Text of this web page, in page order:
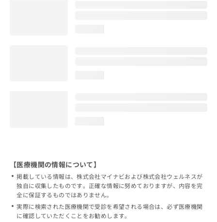
【医療機関の情報について】
掲載している情報は、株式会社マイナビおよび株式会社ウェルネスが
独自に収集したものです。正確な情報に努めておりますが、内容を完
全に保証するものではありません。
実際に検索された医療機関で受診を希望される場合は、必ず医療機関
に確認していただくことをお勧めします。